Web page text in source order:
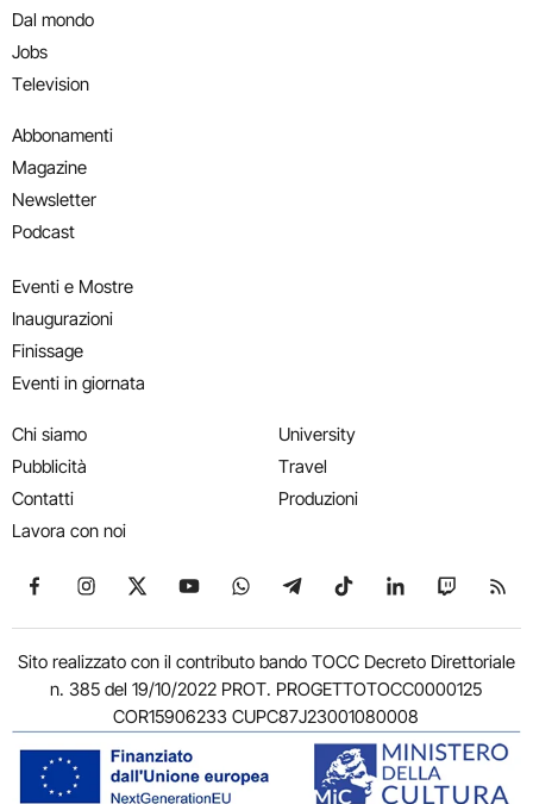
Dal mondo
Jobs
Television
Abbonamenti
Magazine
Newsletter
Podcast
Eventi e Mostre
Inaugurazioni
Finissage
Eventi in giornata
Chi siamo
Pubblicità
Contatti
Lavora con noi
University
Travel
Produzioni
Seguici su Facebook
Seguici su Instagram
Seguici su X
Seguici su YouTube
Seguici su WhatsApp
Seguici su Telegram
Seguici su TikTok
Seguici su
Seguici
Sito realizzato con il contributo bando TOCC Decreto Direttoriale
n. 385 del 19/10/2022 PROT. PROGETTOTOCC0000125
COR15906233 CUPC87J23001080008